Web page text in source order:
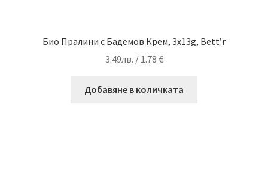
Био Пралини с Бадемов Крем, 3x13g, Bett’r
3.49лв. / 1.78 €
Добавяне в количката